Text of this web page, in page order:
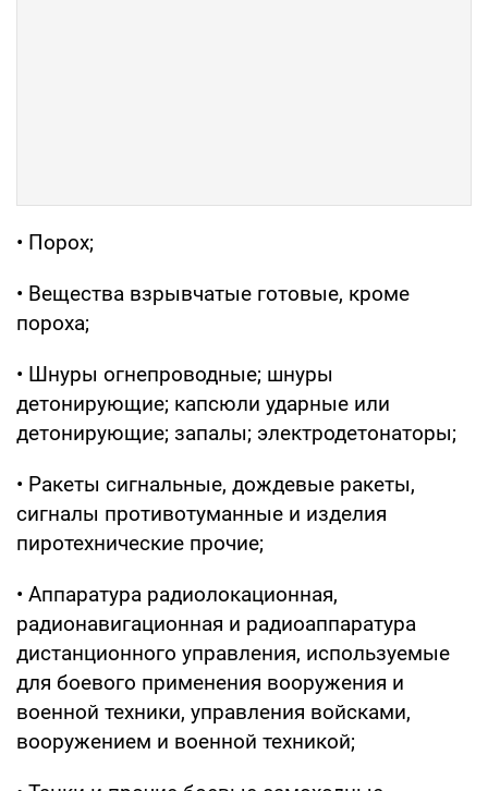
• Порох;
• Вещества взрывчатые готовые, кроме
пороха;
• Шнуры огнепроводные; шнуры
детонирующие; капсюли ударные или
детонирующие; запалы; электродетонаторы;
• Ракеты сигнальные, дождевые ракеты,
сигналы противотуманные и изделия
пиротехнические прочие;
• Аппаратура радиолокационная,
радионавигационная и радиоаппаратура
дистанционного управления, используемые
для боевого применения вооружения и
военной техники, управления войсками,
вооружением и военной техникой;